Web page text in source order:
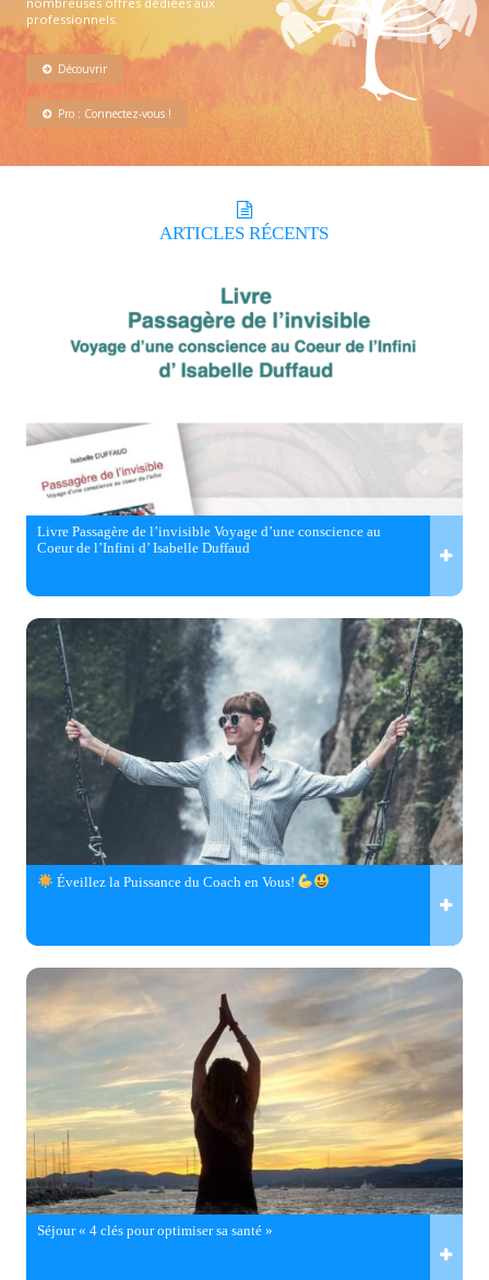
professionnels.
Découvrir
Pro : Connectez-vous !
ARTICLES RÉCENTS
Livre Passagère de l’invisible Voyage d’une conscience au
Coeur de l’Infini d’ Isabelle Duffaud
Éveillez la Puissance du Coach en Vous!
Séjour « 4 clés pour optimiser sa santé »